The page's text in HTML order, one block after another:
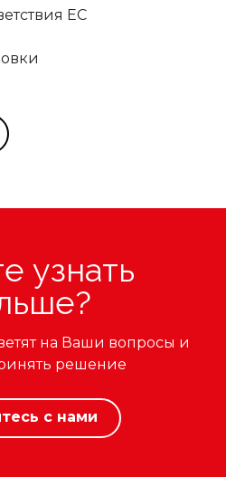
EC
узнать
на Ваши вопросы и
решение
с нами